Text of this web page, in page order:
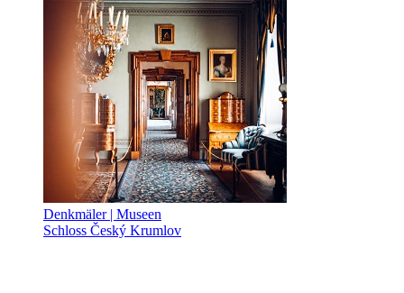
Denkmäler | Museen
Schloss Český Krumlov